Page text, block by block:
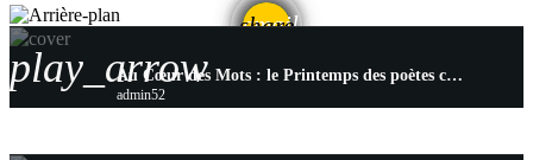
share
email
play_arrow Au Cœur des Mots : le Printemps des poètes continue !
admin52